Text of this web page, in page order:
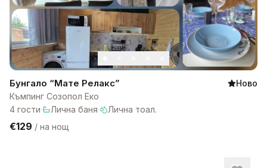
Бунгало “Мате Релакс”
Ново
Къмпинг Созопол Еко
4 гости· Лична баня· Лична тоал.
€129 / на нощ